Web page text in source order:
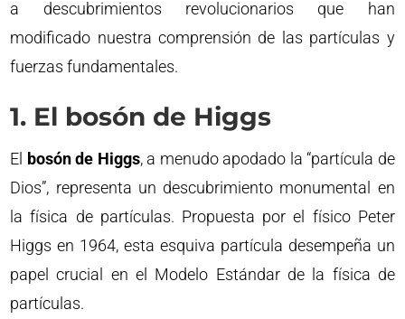
a descubrimientos revolucionarios que han
modificado nuestra comprensión de las partículas y
fuerzas fundamentales.
1. El bosón de Higgs
El bosón de Higgs, a menudo apodado la “partícula de
Dios”, representa un descubrimiento monumental en
la física de partículas. Propuesta por el físico Peter
Higgs en 1964, esta esquiva partícula desempeña un
papel crucial en el Modelo Estándar de la física de
partículas.